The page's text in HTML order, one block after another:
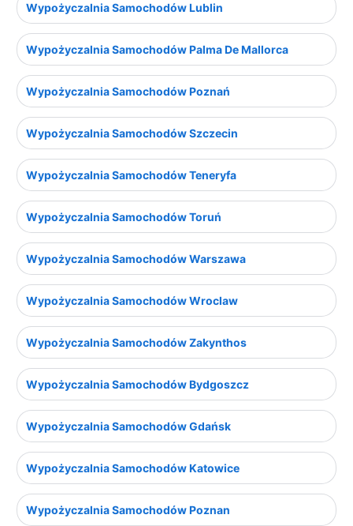
Wypożyczalnia Samochodów Lublin
Wypożyczalnia Samochodów Palma De Mallorca
Wypożyczalnia Samochodów Poznań
Wypożyczalnia Samochodów Szczecin
Wypożyczalnia Samochodów Teneryfa
Wypożyczalnia Samochodów Toruń
Wypożyczalnia Samochodów Warszawa
Wypożyczalnia Samochodów Wroclaw
Wypożyczalnia Samochodów Zakynthos
Wypożyczalnia Samochodów Bydgoszcz
Wypożyczalnia Samochodów Gdańsk
Wypożyczalnia Samochodów Katowice
Wypożyczalnia Samochodów Poznan